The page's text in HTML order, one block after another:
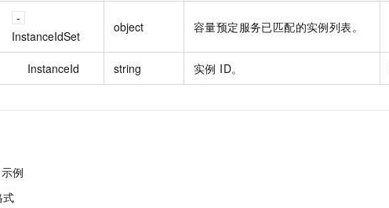
InstanceIdSet
object 容量预定服务已匹配的实例列表。
InstanceId string 实例 ID。
例
式